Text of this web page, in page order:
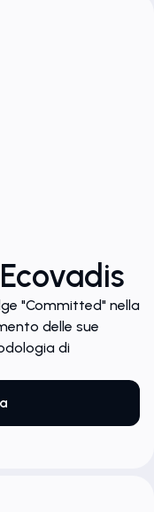
"Committed" nella
delle sue
di